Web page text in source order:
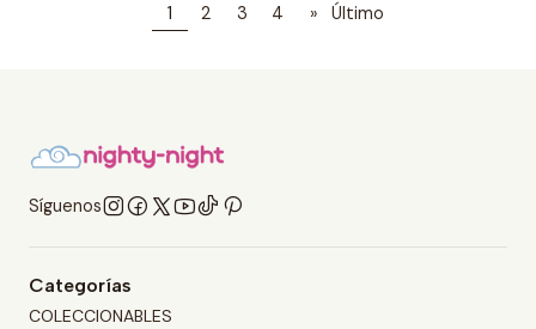
1 2 3 4 » Último
Síguenos
Categorías
COLECCIONABLES